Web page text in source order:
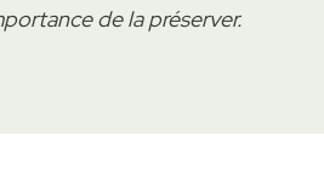
de la préserver.